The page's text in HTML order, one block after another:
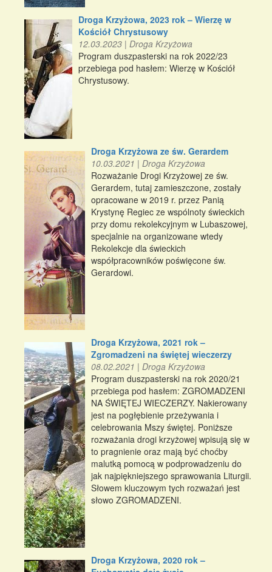
Droga Krzyżowa, 2023 rok – Wierzę w
Kościół Chrystusowy
12.03.2023 | Droga Krzyżowa
Program duszpasterski na rok 2022/23
przebiega pod hasłem: Wierzę w Kościół
Chrystusowy.
Droga Krzyżowa ze św. Gerardem
10.03.2021 | Droga Krzyżowa
Rozważanie Drogi Krzyżowej ze św.
Gerardem, tutaj zamieszczone, zostały
opracowane w 2019 r. przez Panią
Krystynę Regiec ze wspólnoty świeckich
przy domu rekolekcyjnym w Lubaszowej,
specjalnie na organizowane wtedy
Rekolekcje dla świeckich
współpracowników poświęcone św.
Gerardowi.
Droga Krzyżowa, 2021 rok –
Zgromadzeni na świętej wieczerzy
08.02.2021 | Droga Krzyżowa
Program duszpasterski na rok 2020/21
przebiega pod hasłem: ZGROMADZENI
NA ŚWIĘTEJ WIECZERZY. Nakierowany
jest na pogłębienie przeżywania i
celebrowania Mszy świętej. Poniższe
rozważania drogi krzyżowej wpisują się w
to pragnienie oraz mają być choćby
malutką pomocą w podprowadzeniu do
jak najpiękniejszego sprawowania Liturgii.
Słowem kluczowym tych rozważań jest
słowo ZGROMADZENI.
Droga Krzyżowa, 2020 rok –